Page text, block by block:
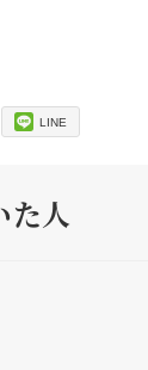
LINE
た人